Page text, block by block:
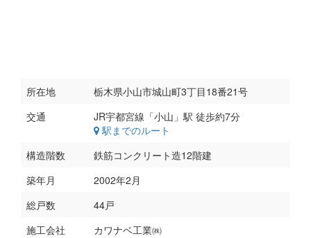
所在地
栃木県小山市城山町3丁目18番21号
交通
駅までのルート
構造階数
鉄筋コンクリート造12階建
築年月
2002年2月
総戸数
44戸
施工会社
カワナベ工業㈱